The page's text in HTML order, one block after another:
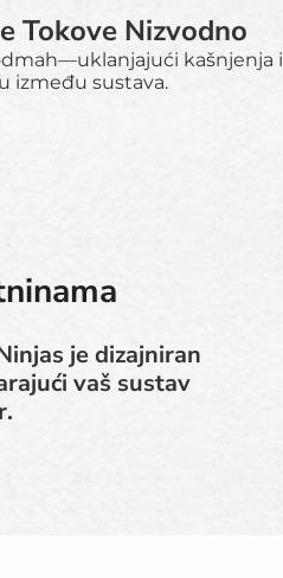
Tokove Nizvodno
kašnjenja i
između sustava.
je dizajniran
vaš sustav